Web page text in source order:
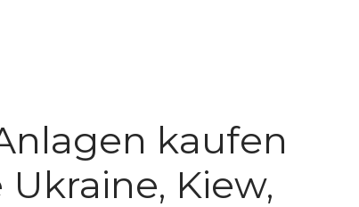
kaufen
Kiew,